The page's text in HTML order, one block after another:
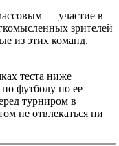
— участие в
зрителей
из этих команд.
теста ниже
футболу по ее
турниром в
не отвлекаться ни